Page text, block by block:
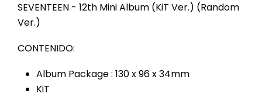
SEVENTEEN - 12th Mini Album (KiT Ver.) (Random
Ver.)
CONTENIDO:
Album Package : 130 x 96 x 34mm
KiT